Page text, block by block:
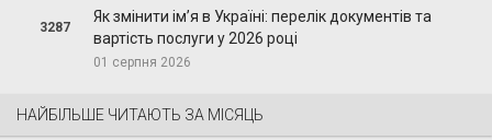
3287
Як змінити ім’я в Україні: перелік документів та
вартість послуги у 2026 році
01 серпня 2026
НАЙБІЛЬШЕ ЧИТАЮТЬ ЗА МІСЯЦЬ